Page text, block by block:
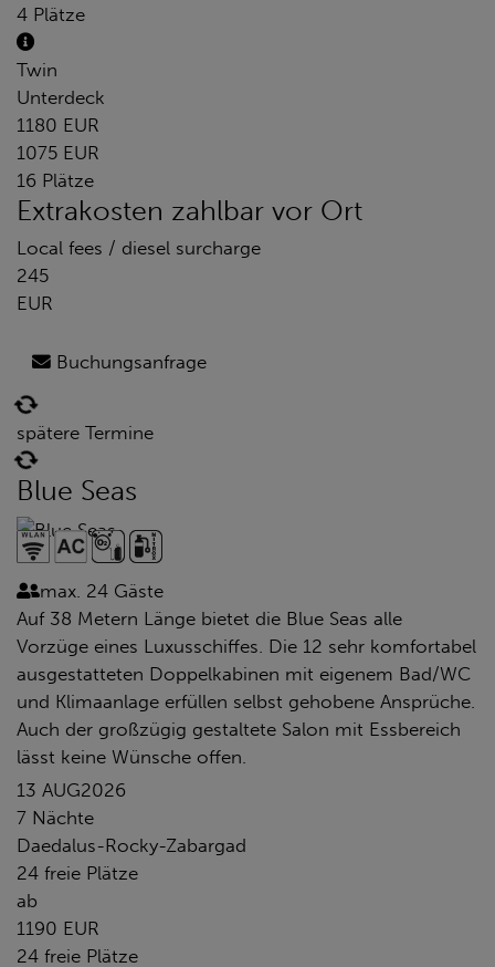
4 Plätze
Twin
Unterdeck
1180 EUR
1075 EUR
16 Plätze
Extrakosten zahlbar vor Ort
Local fees / diesel surcharge
245
EUR
Buchungsanfrage
spätere Termine
Blue Seas
max. 24 Gäste
Auf 38 Metern Länge bietet die Blue Seas alle
Vorzüge eines Luxusschiffes. Die 12 sehr komfortabel
ausgestatteten Doppelkabinen mit eigenem Bad/WC
und Klimaanlage erfüllen selbst gehobene Ansprüche.
Auch der großzügig gestaltete Salon mit Essbereich
lässt keine Wünsche offen.
13 AUG2026
7 Nächte
Daedalus-Rocky-Zabargad
24 freie Plätze
ab
1190 EUR
24 freie Plätze